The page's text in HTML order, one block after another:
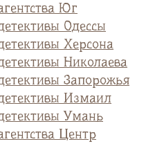
Юг
Одессы
Херсона
Николаева
Запорожья
Измаил
Умань
Центр